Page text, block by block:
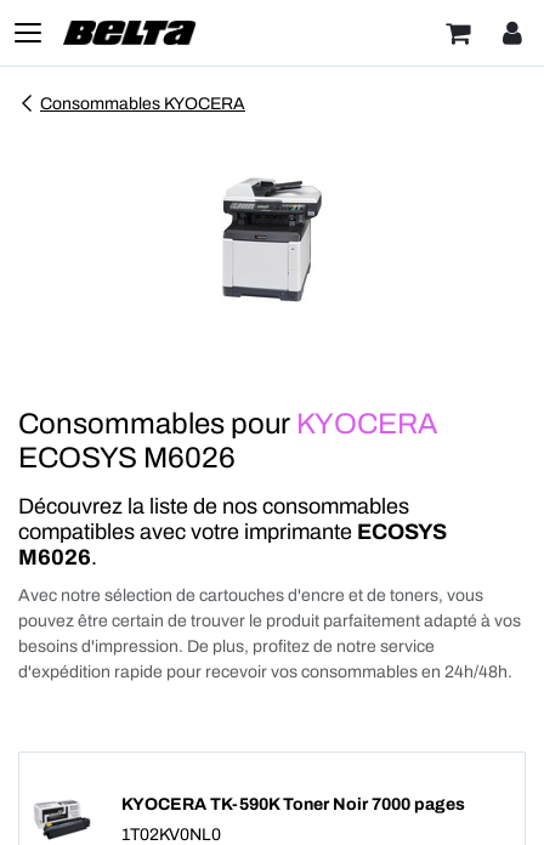
Consommables KYOCERA
Consommables pour KYOCERA
ECOSYS M6026
Découvrez la liste de nos consommables
compatibles avec votre imprimante ECOSYS
M6026.
Avec notre sélection de cartouches d'encre et de toners, vous
pouvez être certain de trouver le produit parfaitement adapté à vos
besoins d'impression. De plus, profitez de notre service
d'expédition rapide pour recevoir vos consommables en 24h/48h.
KYOCERA TK-590K Toner Noir 7000 pages
1T02KV0NL0